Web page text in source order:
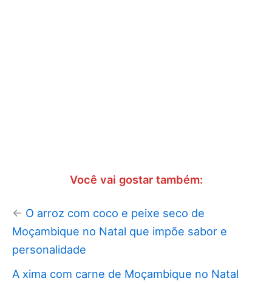
Você vai gostar também:
← O arroz com coco e peixe seco de
Moçambique no Natal que impõe sabor e
personalidade
A xima com carne de Moçambique no Natal